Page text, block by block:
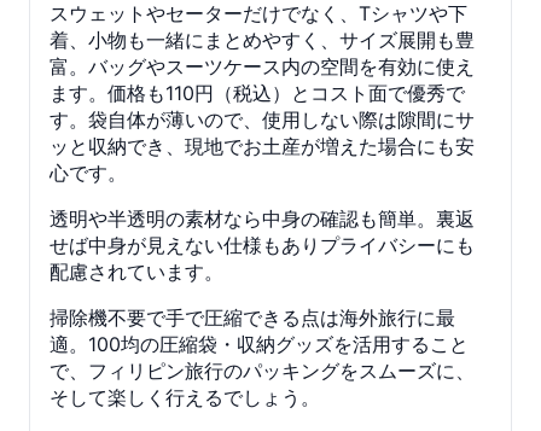
スウェットやセーターだけでなく、Tシャツや下
着、小物も一緒にまとめやすく、サイズ展開も豊
富。バッグやスーツケース内の空間を有効に使え
ます。価格も110円（税込）とコスト面で優秀で
す。袋自体が薄いので、使用しない際は隙間にサ
ッと収納でき、現地でお土産が増えた場合にも安
心です。
透明や半透明の素材なら中身の確認も簡単。裏返
せば中身が見えない仕様もありプライバシーにも
配慮されています。
掃除機不要で手で圧縮できる点は海外旅行に最
適。100均の圧縮袋・収納グッズを活用すること
で、フィリピン旅行のパッキングをスムーズに、
そして楽しく行えるでしょう。